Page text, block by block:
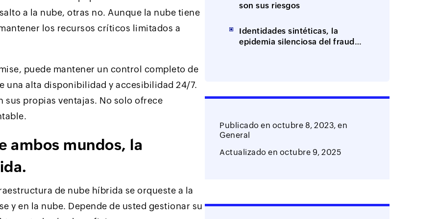
a la nube, otras no. Aunque la nube tiene
los recursos críticos limitados a
puede mantener un control completo de
una alta disponibilidad y accesibilidad 24/7.
sus propias ventajas. No solo ofrece
ambos mundos, la
de nube híbrida se orqueste a la
y en la nube. Depende de usted gestionar su
son sus riesgos
Identidades sintéticas, la
epidemia silenciosa del fraude
Publicado en octubre 8, 2023, en
General
Actualizado en octubre 9, 2025